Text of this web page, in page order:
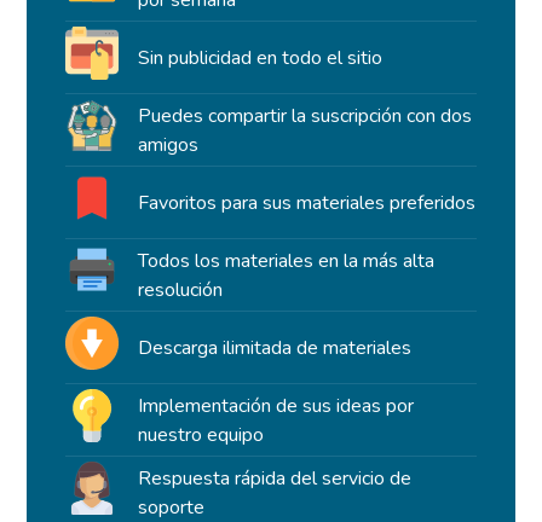
Sin publicidad en todo el sitio
Puedes compartir la suscripción con dos
amigos
Favoritos para sus materiales preferidos
Todos los materiales en la más alta
resolución
Descarga ilimitada de materiales
Implementación de sus ideas por
nuestro equipo
Respuesta rápida del servicio de
soporte